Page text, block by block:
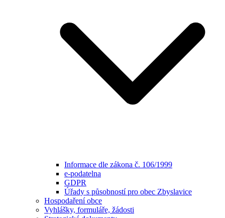
Informace dle zákona č. 106/1999
e-podatelna
GDPR
Úřady s působností pro obec Zbyslavice
Hospodaření obce
Vyhlášky, formuláře, žádosti